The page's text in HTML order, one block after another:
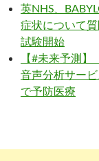
英NHS、
症状について
試験開始
【#未来予測
音声分析サー
で予防医療